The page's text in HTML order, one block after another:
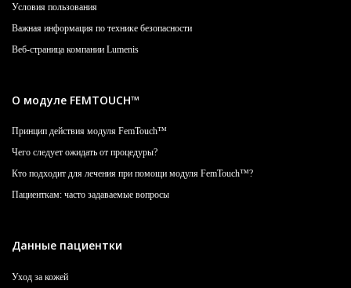
Условия пользования
Важная информация по технике безопасности
Веб-страница компании Lumenis
О модуле FEMTOUCH™
Принцип действия модуля FemTouch™
Чего следует ожидать от процедуры?
Кто подходит для лечения при помощи модуля FemTouch™?
Пациенткам: часто задаваемые вопросы
Данные пациентки
Уход за кожей